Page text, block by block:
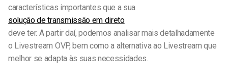
características importantes que a sua
solução de transmissão em direto
deve ter. A partir daí, podemos analisar mais detalhadamente
o Livestream OVP, bem como a alternativa ao Livestream que
melhor se adapta às suas necessidades.